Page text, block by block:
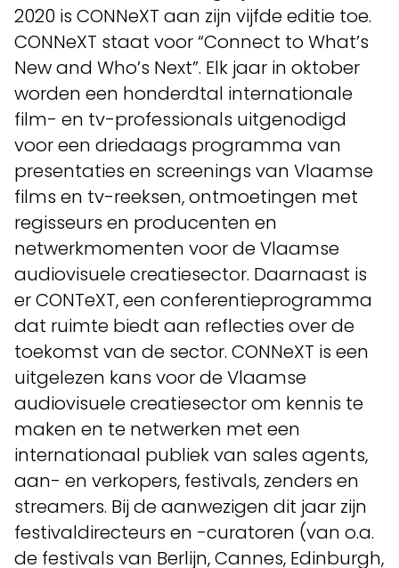
2020 is CONNeXT aan zijn vijfde editie toe.
CONNeXT staat voor “Connect to What’s
New and Who’s Next”. Elk jaar in oktober
worden een honderdtal internationale
film- en tv-professionals uitgenodigd
voor een driedaags programma van
presentaties en screenings van Vlaamse
films en tv-reeksen, ontmoetingen met
regisseurs en producenten en
netwerkmomenten voor de Vlaamse
audiovisuele creatiesector. Daarnaast is
er CONTeXT, een conferentieprogramma
dat ruimte biedt aan reflecties over de
toekomst van de sector. CONNeXT is een
uitgelezen kans voor de Vlaamse
audiovisuele creatiesector om kennis te
maken en te netwerken met een
internationaal publiek van sales agents,
aan- en verkopers, festivals, zenders en
streamers. Bij de aanwezigen dit jaar zijn
festivaldirecteurs en -curatoren (van o.a.
de festivals van Berlijn, Cannes, Edinburgh,